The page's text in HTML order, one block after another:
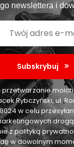
newslettera i
Subskrybuj
przetwarzanie
Rybczyński, ul.
w celu
z polityką
w dowolnym